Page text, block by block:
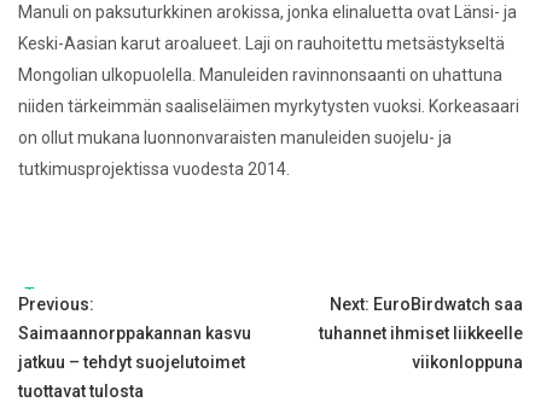
Manuli on paksuturkkinen arokissa, jonka elinaluetta ovat Länsi- ja
Keski-Aasian karut aroalueet. Laji on rauhoitettu metsästykseltä
Mongolian ulkopuolella. Manuleiden ravinnonsaanti on uhattuna
niiden tärkeimmän saaliseläimen myrkytysten vuoksi. Korkeasaari
on ollut mukana luonnonvaraisten manuleiden suojelu- ja
tutkimusprojektissa vuodesta 2014.
Tags:
Post
navigation
Previous:
Saimaannorppakannan kasvu
jatkuu – tehdyt suojelutoimet
tuottavat tulosta
Next: EuroBirdwatch saa
tuhannet ihmiset liikkeelle
viikonloppuna